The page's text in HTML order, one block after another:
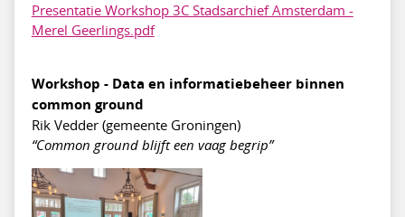
Presentatie Workshop 3C Stadsarchief Amsterdam -
Merel Geerlings.pdf
Workshop - Data en informatiebeheer binnen
common ground
Rik Vedder (gemeente Groningen)
“Common ground blijft een vaag begrip”